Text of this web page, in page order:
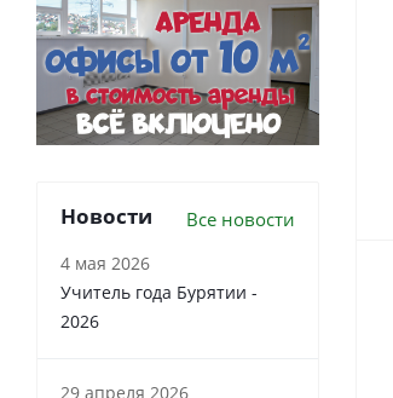
Новости Все новости
4 мая 2026
Учитель года Бурятии -
2026
29 апреля 2026